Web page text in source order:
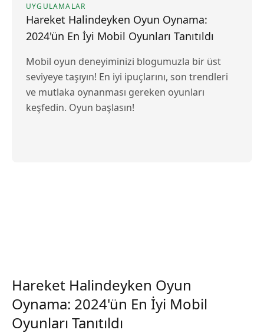
UYGULAMALAR
Hareket Halindeyken Oyun Oynama:
2024'ün En İyi Mobil Oyunları Tanıtıldı
Mobil oyun deneyiminizi blogumuzla bir üst
seviyeye taşıyın! En iyi ipuçlarını, son trendleri
ve mutlaka oynanması gereken oyunları
keşfedin. Oyun başlasın!
Hareket Halindeyken Oyun
Oynama: 2024'ün En İyi Mobil
Oyunları Tanıtıldı